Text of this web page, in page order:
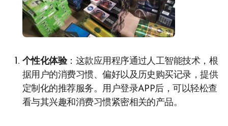
个性化体验：这款应用程序通过人工智能技术，根
据用户的消费习惯、偏好以及历史购买记录，提供
定制化的推荐服务。用户登录APP后，可以轻松查
看与其兴趣和消费习惯紧密相关的产品。